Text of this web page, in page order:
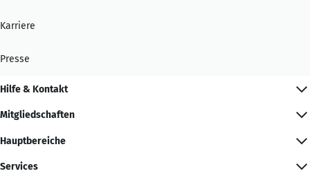
Karriere
Presse
Hilfe & Kontakt
Mitgliedschaften
Hauptbereiche
Services